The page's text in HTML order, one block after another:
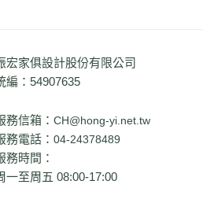
宏家俱設計股份有限公司
編：54907635
務信箱：CH@hong-yi.net.tw
務電話：04-24378489
務時間：
一至周五 08:00-17:00